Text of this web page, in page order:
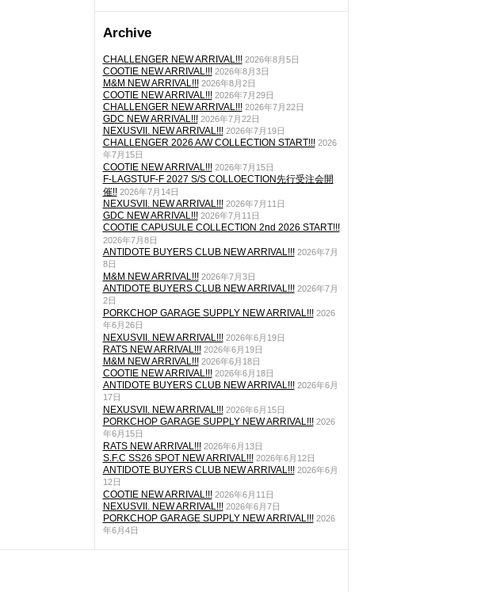
Archive
CHALLENGER NEW ARRIVAL!!! 2026年8月5日
COOTIE NEW ARRIVAL!!! 2026年8月3日
M&M NEW ARRIVAL!!! 2026年8月2日
COOTIE NEW ARRIVAL!!! 2026年7月29日
CHALLENGER NEW ARRIVAL!!! 2026年7月22日
GDC NEW ARRIVAL!!! 2026年7月22日
NEXUSVII. NEW ARRIVAL!!! 2026年7月19日
CHALLENGER 2026 A/W COLLECTION START!!! 2026
年7月15日
COOTIE NEW ARRIVAL!!! 2026年7月15日
F-LAGSTUF-F 2027 S/S COLLOECTION先行受注会開
催!! 2026年7月14日
NEXUSVII. NEW ARRIVAL!!! 2026年7月11日
GDC NEW ARRIVAL!!! 2026年7月11日
COOTIE CAPUSULE COLLECTION 2nd 2026 START!!!
2026年7月8日
ANTIDOTE BUYERS CLUB NEW ARRIVAL!!! 2026年7月
8日
M&M NEW ARRIVAL!!! 2026年7月3日
ANTIDOTE BUYERS CLUB NEW ARRIVAL!!! 2026年7月
2日
PORKCHOP GARAGE SUPPLY NEW ARRIVAL!!! 2026
年6月26日
NEXUSVII. NEW ARRIVAL!!! 2026年6月19日
RATS NEW ARRIVAL!!! 2026年6月19日
M&M NEW ARRIVAL!!! 2026年6月18日
COOTIE NEW ARRIVAL!!! 2026年6月18日
ANTIDOTE BUYERS CLUB NEW ARRIVAL!!! 2026年6月
17日
NEXUSVII. NEW ARRIVAL!!! 2026年6月15日
PORKCHOP GARAGE SUPPLY NEW ARRIVAL!!! 2026
年6月15日
RATS NEW ARRIVAL!!! 2026年6月13日
S.F.C SS26 SPOT NEW ARRIVAL!!! 2026年6月12日
ANTIDOTE BUYERS CLUB NEW ARRIVAL!!! 2026年6月
12日
COOTIE NEW ARRIVAL!!! 2026年6月11日
NEXUSVII. NEW ARRIVAL!!! 2026年6月7日
PORKCHOP GARAGE SUPPLY NEW ARRIVAL!!! 2026
年6月4日